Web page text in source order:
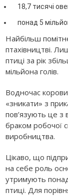
18,7 тисячі
понад 5
Найбільш
птахівництві.
птиці за рік
мільйона голів.
Водночас
«зникати» з
пов’язують це з
браком робочої
виробництва.
Цікаво, що
на себе роль
утримують
птиці. Для